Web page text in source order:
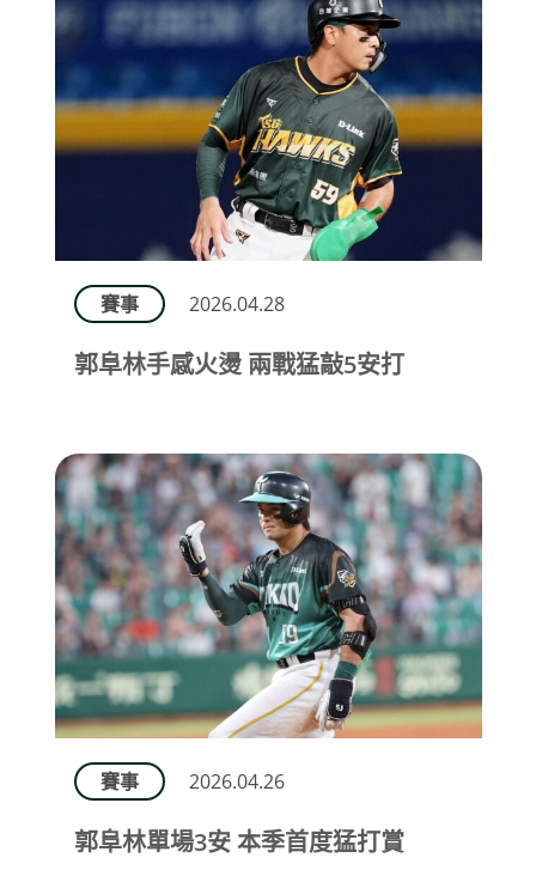
賽事 2026.04.28
郭阜林手感火燙 兩戰猛敲5安打
賽事 2026.04.26
郭阜林單場3安 本季首度猛打賞